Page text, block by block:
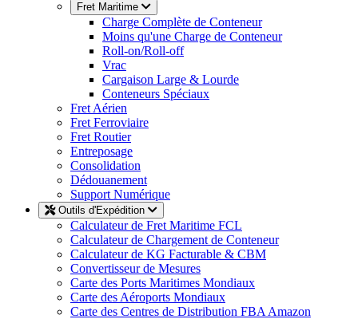
Fret Maritime
Charge Complète de Conteneur
Moins qu'une Charge de Conteneur
Roll-on/Roll-off
Vrac
Cargaison Large & Lourde
Conteneurs Spéciaux
Fret Aérien
Fret Ferroviaire
Fret Routier
Entreposage
Consolidation
Dédouanement
Support Numérique
Outils d'Expédition
Calculateur de Fret Maritime FCL
Calculateur de Chargement de Conteneur
Calculateur de KG Facturable & CBM
Convertisseur de Mesures
Carte des Ports Maritimes Mondiaux
Carte des Aéroports Mondiaux
Carte des Centres de Distribution FBA Amazon